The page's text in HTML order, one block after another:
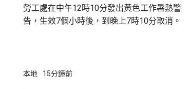
勞工處在中午12時10分發出黃色工作暑熱警
告，生效7個小時後，到晚上7時10分取消。
本地 15分鐘前